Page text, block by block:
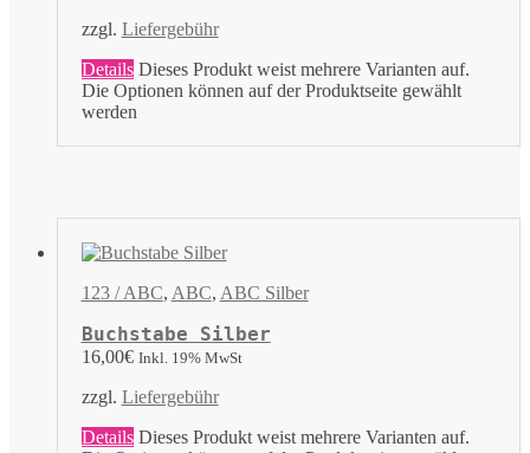
zzgl. Liefergebühr
Details Dieses Produkt weist mehrere Varianten auf.
Die Optionen können auf der Produktseite gewählt
werden
123 / ABC, ABC, ABC Silber
Buchstabe Silber
16,00€ Inkl. 19% MwSt
zzgl. Liefergebühr
Details Dieses Produkt weist mehrere Varianten auf.